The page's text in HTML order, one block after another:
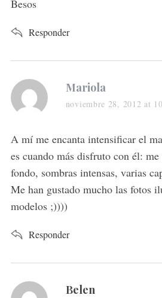
Besos
Responder
s
a
s
:
Mariola
noviembre 28, 2012 at
A mí me encanta intensificar el
es cuando más disfruto con él:
fondo, sombras intensas, varias
Me han gustado mucho las fotos
modelos ;))))
Responder
s
Belen